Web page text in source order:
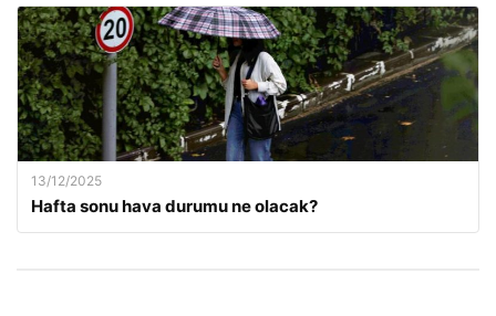
13/12/2025
Hafta sonu hava durumu ne olacak?